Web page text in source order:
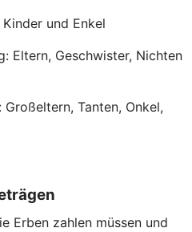
und Enkel
Eltern, Geschwister, Nichten
Tanten, Onkel,
Erben zahlen müssen und